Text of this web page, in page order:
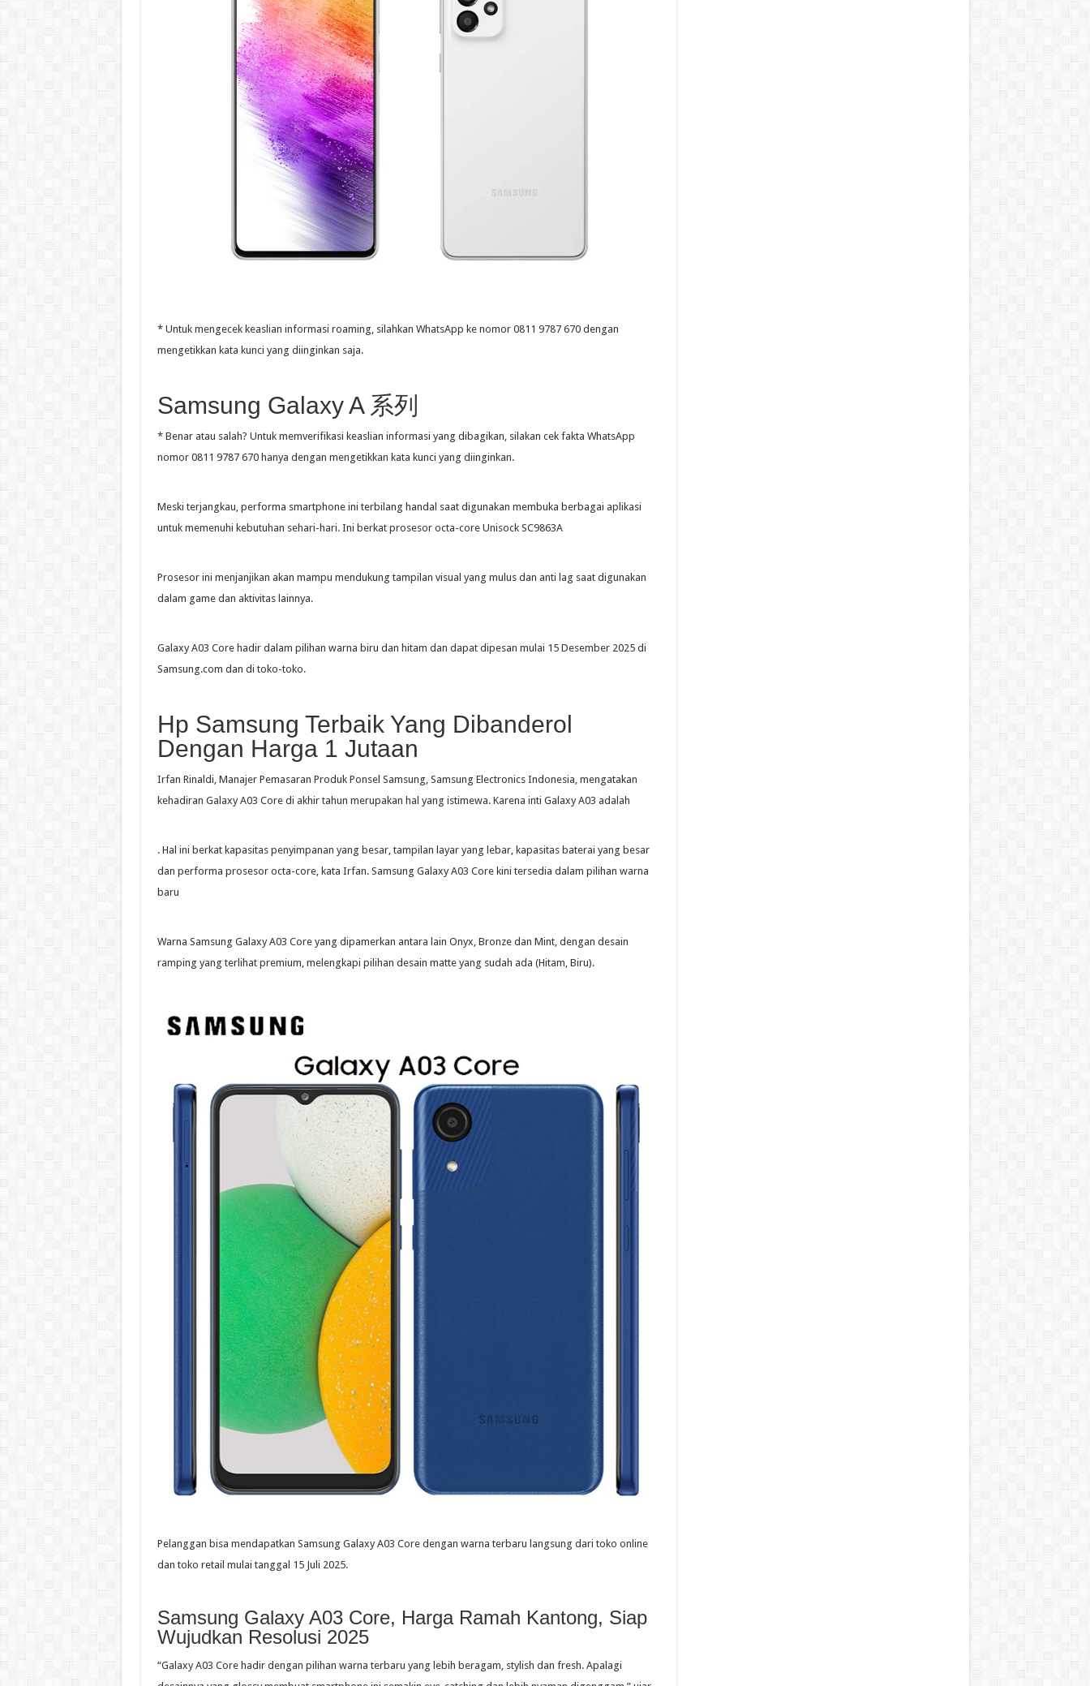
* Untuk mengecek keaslian informasi roaming, silahkan WhatsApp ke nomor 0811 9787 670 dengan
mengetikkan kata kunci yang diinginkan saja.
Samsung Galaxy A 系列
* Benar atau salah? Untuk memverifikasi keaslian informasi yang dibagikan, silakan cek fakta WhatsApp
nomor 0811 9787 670 hanya dengan mengetikkan kata kunci yang diinginkan.
Meski terjangkau, performa smartphone ini terbilang handal saat digunakan membuka berbagai aplikasi
untuk memenuhi kebutuhan sehari-hari. Ini berkat prosesor octa-core Unisock SC9863A
Prosesor ini menjanjikan akan mampu mendukung tampilan visual yang mulus dan anti lag saat digunakan
dalam game dan aktivitas lainnya.
Galaxy A03 Core hadir dalam pilihan warna biru dan hitam dan dapat dipesan mulai 15 Desember 2025 di
Samsung.com dan di toko-toko.
Hp Samsung Terbaik Yang Dibanderol
Dengan Harga 1 Jutaan
Irfan Rinaldi, Manajer Pemasaran Produk Ponsel Samsung, Samsung Electronics Indonesia, mengatakan
kehadiran Galaxy A03 Core di akhir tahun merupakan hal yang istimewa. Karena inti Galaxy A03 adalah
. Hal ini berkat kapasitas penyimpanan yang besar, tampilan layar yang lebar, kapasitas baterai yang besar
dan performa prosesor octa-core, kata Irfan. Samsung Galaxy A03 Core kini tersedia dalam pilihan warna
baru
Warna Samsung Galaxy A03 Core yang dipamerkan antara lain Onyx, Bronze dan Mint, dengan desain
ramping yang terlihat premium, melengkapi pilihan desain matte yang sudah ada (Hitam, Biru).
Pelanggan bisa mendapatkan Samsung Galaxy A03 Core dengan warna terbaru langsung dari toko online
dan toko retail mulai tanggal 15 Juli 2025.
Samsung Galaxy A03 Core, Harga Ramah Kantong, Siap
Wujudkan Resolusi 2025
“Galaxy A03 Core hadir dengan pilihan warna terbaru yang lebih beragam, stylish dan fresh. Apalagi